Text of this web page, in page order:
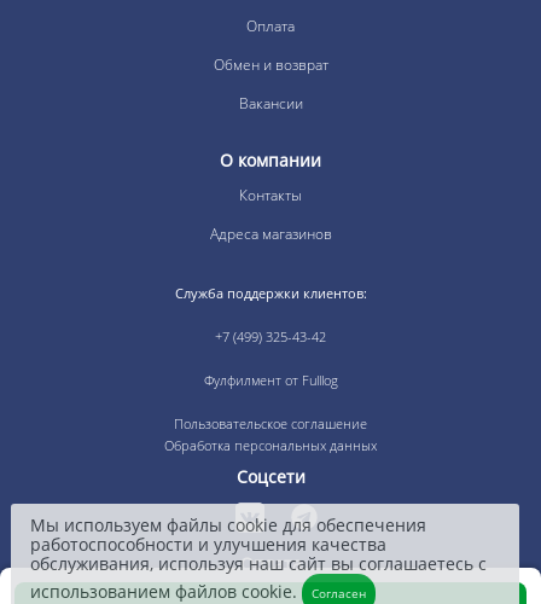
Оплата
Обмен и возврат
Вакансии
О компании
Контакты
Адреса магазинов
Служба поддержки клиентов:
+7 (499) 325-43-42
Фулфилмент от Fulllog
Пользовательское соглашение
Обработка персональных данных
Соцсети
Оплата
Мы используем файлы cookie для обеспечения
работоспособности и улучшения качества
обслуживания, используя наш сайт вы соглашаетесь с
использованием файлов cookie.
Согласен